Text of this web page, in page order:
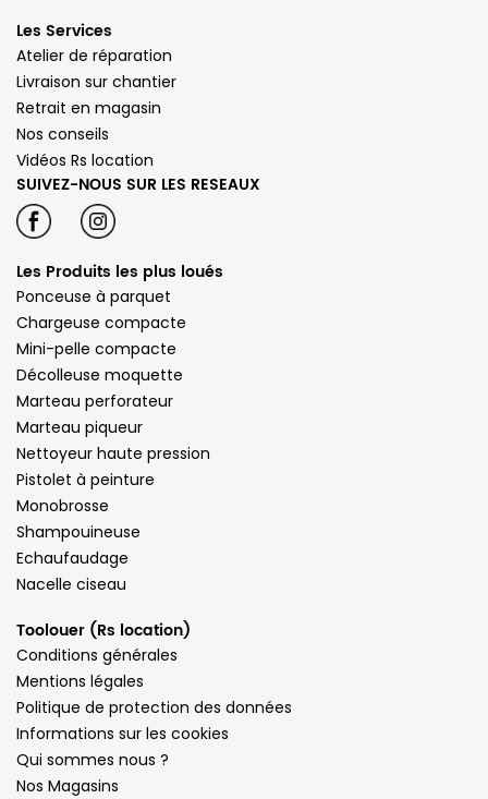
Les Services
Atelier de réparation
Livraison sur chantier
Retrait en magasin
Nos conseils
Vidéos Rs location
SUIVEZ-NOUS SUR LES RESEAUX
Les Produits les plus loués
Ponceuse à parquet
Chargeuse compacte
Mini-pelle compacte
Décolleuse moquette
Marteau perforateur
Marteau piqueur
Nettoyeur haute pression
Pistolet à peinture
Monobrosse
Shampouineuse
Echaufaudage
Nacelle ciseau
Toolouer (Rs location)
Conditions générales
Mentions légales
Politique de protection des données
Informations sur les cookies
Qui sommes nous ?
Nos Magasins